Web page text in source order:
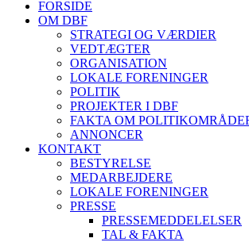
FORSIDE
OM DBF
STRATEGI OG VÆRDIER
VEDTÆGTER
ORGANISATION
LOKALE FORENINGER
POLITIK
PROJEKTER I DBF
FAKTA OM
ANNONCER
KONTAKT
BESTYRELSE
MEDARBEJDERE
LOKALE FORENINGER
PRESSE
PRESSEMEDDELELSER
TAL & FAKTA